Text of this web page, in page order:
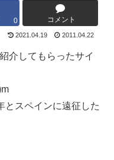
0 コメント
2021.04.19 2011.04.22
介してもらったサイ
とスペインに遠征した